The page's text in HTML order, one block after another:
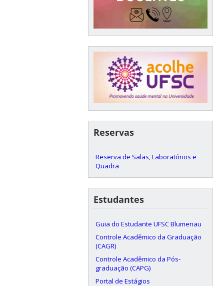
Reservas
Reserva de Salas, Laboratórios e
Quadra
Estudantes
Guia do Estudante UFSC Blumenau
Controle Acadêmico da Graduação
(CAGR)
Controle Acadêmico da Pós-
graduação (CAPG)
Portal de Estágios